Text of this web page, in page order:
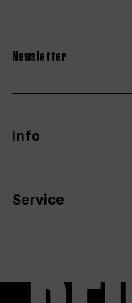
Newsletter
Info
Service